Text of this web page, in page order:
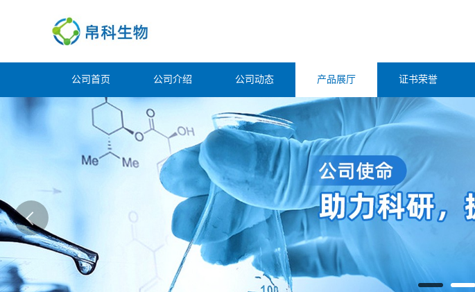
公司首页 公司介绍 公司动态 产品展厅 证书荣誉